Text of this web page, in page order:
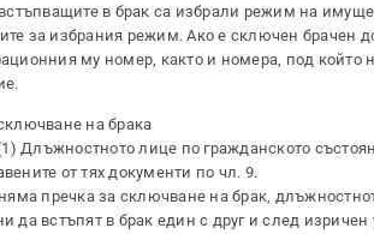
в брак са избрали режим на
за избрания режим. Ако е сключен брачен
му номер, както и номера, под който
на брака
Длъжностното лице по гражданското
от тях документи по чл. 9.
пречка за сключване на брак,
да встъпят в брак един с друг и след